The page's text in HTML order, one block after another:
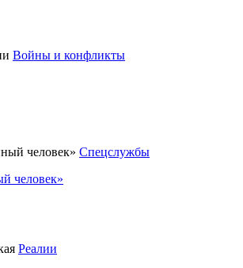
Войны и конфликты
Спецслужбы
человек»
Реалии